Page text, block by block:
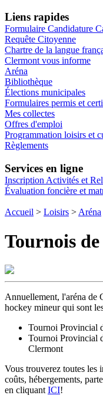
Liens rapides
Formulaire Candidature
Requête Citoyenne
Chartre de la langue
Clermont vous informe
Aréna
Bibliothèque
Élections municipales
Formulaires permis et
Mes collectes
Offres d'emploi
Programmation loisirs et
Règlements
Services en ligne
Inscription Activités et
Évaluation foncière et
Accueil > Loisirs > Aréna
Tournois
Annuellement, l'aréna de
hockey mineur qui sont
Tournoi Provincial
Tournoi Provincial
Clermont
Vous trouverez toutes les
coûts, hébergements,
en cliquant ICI!